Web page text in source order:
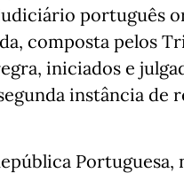
português
composta pelos
iniciados e
instância de
Portuguesa,